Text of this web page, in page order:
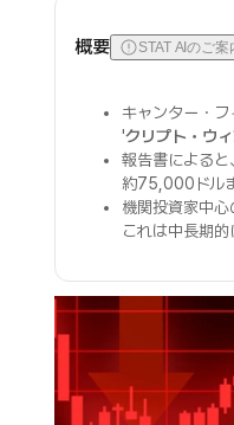
概要 STAT AIのご案
キャンター・
'クリプト・ウ
報告書によると
約75,000ドル
機関投資家中心
これは中長期的